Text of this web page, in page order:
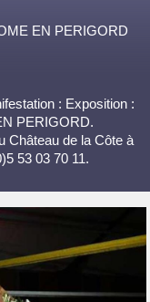
EN PERIGORD
: Exposition :
PERIGORD.
Château de la Côte à
53 03 70 11.